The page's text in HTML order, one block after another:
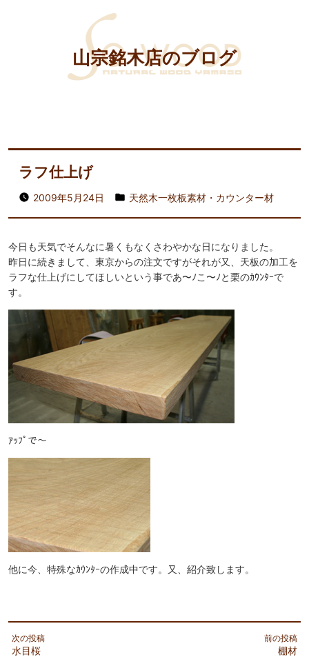
山宗銘木店のブログ
ラフ仕上げ
2009年5月24日 天然木一枚板素材・カウンター材
今日も天気でそんなに暑くもなくさわやかな日になりました。
昨日に続きまして、東京からの注文ですがそれが又、天板の加工を
ラフな仕上げにしてほしいという事であ〜ﾉこ〜ﾉと栗のｶｳﾝﾀｰで
す。
ｱｯﾌﾟで〜
他に今、特殊なｶｳﾝﾀｰの作成中です。又、紹介致します。
前の投稿
棚材
次の投稿
水目桜